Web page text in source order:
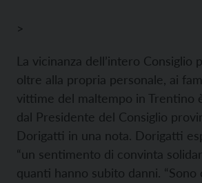
>
La vicinanza dell’intero Consiglio
oltre alla propria personale, ai
vittime del maltempo in Trentino
dal Presidente del Consiglio
Dorigatti in una nota. Dorigatti
“un sentimento di convinta
quanti hanno subito danni. “Sono